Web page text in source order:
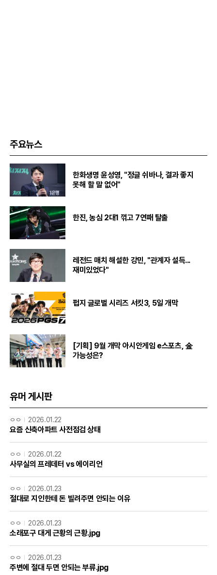
주요뉴스
한화생명 윤성영, "정글 쉬바나, 결과 좋지
못해 할 말 없어"
한진, 농심 2대1 꺾고 7연패 탈출
레전드 매치 해설한 강민, "관계자 설득...
재미있었다"
펍지 글로벌 시리즈 서킷3, 5일 개막
[기획] 9월 개막 아시안게임 e스포츠, 金
가능성은?
유머 게시판
ㅇㅇ 2026.01.22
요즘 신축아파트 사전점검 상태
ㅇㅇ 2026.01.22
사무실의 프레데터 vs 에이리언
ㅇㅇ 2026.01.23
절대로 지인한테 돈 빌려주면 안되는 이유
ㅇㅇ 2026.01.23
소래포구 대게 근황의 근황.jpg
ㅇㅇ 2026.01.23
주변에 절대 두면 안되는 부류.jpg